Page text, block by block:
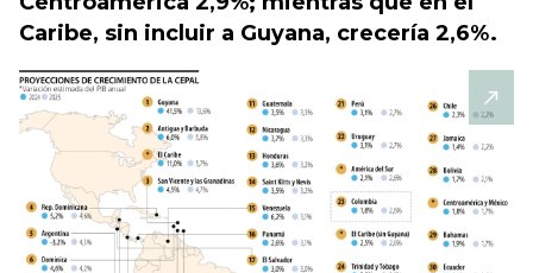
Caribe, sin incluir a Guyana, crecería 2,6%.